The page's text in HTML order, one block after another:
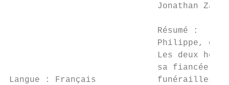
Jonathan
                             Résumé :
Philippe,
Les deux
sa fiancée,
Langue : Français            funérailles.